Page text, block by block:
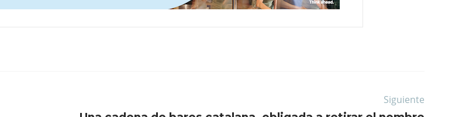
Siguiente